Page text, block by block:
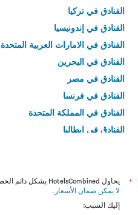
الفنادق في تركيا
الفنادق في إندونيسيا
الفنادق في الامارات العربية المتحدة
الفنادق في البحرين
الفنادق في مصر
الفنادق في فرنسا
الفنادق في المملكة المتحدة
الفنادق في إيطاليا
*
يحاول HotelsCombined بشكل دائم الحصول على الأسعار الدقيقة، ولكن
لا يمكن ضمان الأسعار .
إليك السبب: